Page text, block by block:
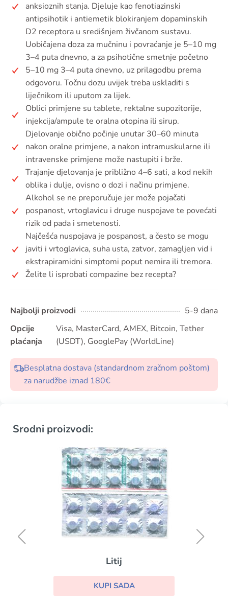
anksioznih stanja. Djeluje kao fenotiazinski
antipsihotik i antiemetik blokiranjem dopaminskih
D2 receptora u središnjem živčanom sustavu.
Uobičajena doza za mučninu i povraćanje je 5–10 mg
3–4 puta dnevno, a za psihotične smetnje početno
5–10 mg 3–4 puta dnevno, uz prilagodbu prema
odgovoru. Točnu dozu uvijek treba uskladiti s
liječnikom ili uputom za lijek.
Oblici primjene su tablete, rektalne supozitorije,
injekcija/ampule te oralna otopina ili sirup.
Djelovanje obično počinje unutar 30–60 minuta
nakon oralne primjene, a nakon intramuskularne ili
intravenske primjene može nastupiti i brže.
Trajanje djelovanja je približno 4–6 sati, a kod nekih
oblika i dulje, ovisno o dozi i načinu primjene.
Alkohol se ne preporučuje jer može pojačati
pospanost, vrtoglavicu i druge nuspojave te povećati
rizik od pada i smetenosti.
Najčešća nuspojava je pospanost, a često se mogu
javiti i vrtoglavica, suha usta, zatvor, zamagljen vid i
ekstrapiramidni simptomi poput nemira ili tremora.
Želite li isprobati compazine bez recepta?
Najbolji proizvodi
5-9 dana
Opcije
plaćanja
Visa, MasterCard, AMEX, Bitcoin, Tether
(USDT), GooglePay (WorldLine)
Besplatna dostava (standardnom zračnom poštom)
za narudžbe iznad 180€
Srodni proizvodi:
Litij
KUPI SADA